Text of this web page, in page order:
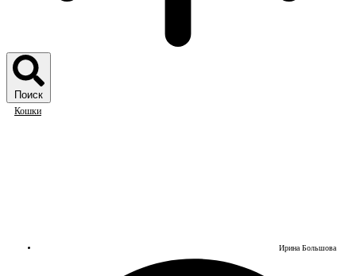
Поиск
Кошки
Ирина Большова